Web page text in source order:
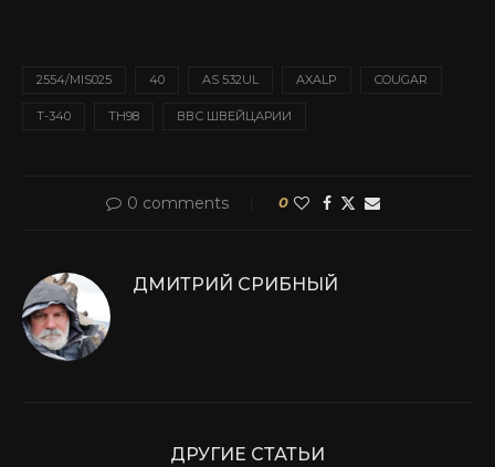
2554/MIS025 40 AS 532UL AXALP COUGAR
T-340 TH98 ВВС ШВЕЙЦАРИИ
0 comments 0
ДМИТРИЙ СРИБНЫЙ
ДРУГИЕ СТАТЬИ